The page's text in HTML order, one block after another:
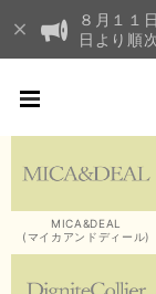
８月１１
日より順
MICA&DEAL
(マイカアンドディール)